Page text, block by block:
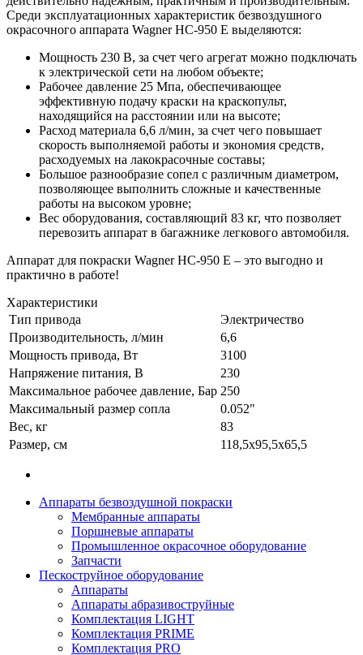
Среди эксплуатационных характеристик безвоздушного
окрасочного аппарата Wagner HC-950 E выделяются:
Мощность 230 В, за счет чего агрегат можно подключать
к электрической сети на любом объекте;
Рабочее давление 25 Мпа, обеспечивающее
эффективную подачу краски на краскопульт,
находящийся на расстоянии или на высоте;
Расход материала 6,6 л/мин, за счет чего повышает
скорость выполняемой работы и экономия средств,
расходуемых на лакокрасочные составы;
Большое разнообразие сопел с различным диаметром,
позволяющее выполнить сложные и качественные
работы на высоком уровне;
Вес оборудования, составляющий 83 кг, что позволяет
перевозить аппарат в багажнике легкового автомобиля.
Аппарат для покраски Wagner HC-950 E – это выгодно и
практично в работе!
Характеристики
Тип привода
Электричество
Производительность, л/мин
6,6
Мощность привода, Вт
3100
Напряжение питания, В
230
Максимальное рабочее давление, Бар 250
Максимальный размер сопла
0.052"
Вес, кг
83
Размер, см
118,5х95,5х65,5
Аппараты безвоздушной покраски
Мембранные аппараты
Поршневые аппараты
Промышленное окрасочное оборудование
Запчасти
Пескоструйное оборудование
Аппараты
Аппараты абразивоструйные
Комплектация LIGHT
Комплектация PRIME
Комплектация PRO